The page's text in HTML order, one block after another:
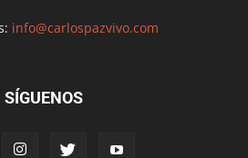
info@carlospazvivo.com
SÍGUENOS